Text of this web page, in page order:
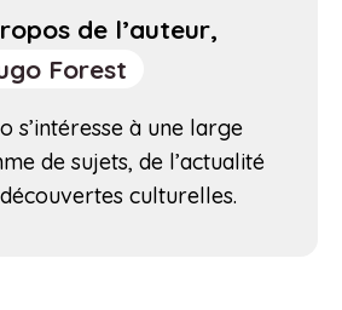
de l’auteur,
Forest
s’intéresse à une large
de sujets, de l’actualité
culturelles.